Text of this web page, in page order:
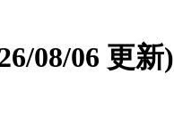
08/06 更新)